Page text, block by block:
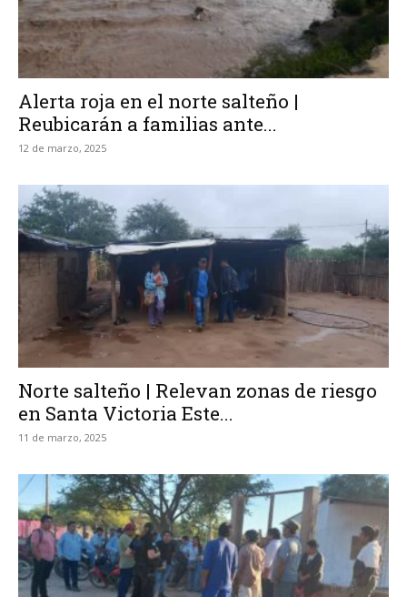
Alerta roja en el norte salteño |
Reubicarán a familias ante...
12 de marzo, 2025
Norte salteño | Relevan zonas de riesgo
en Santa Victoria Este...
11 de marzo, 2025